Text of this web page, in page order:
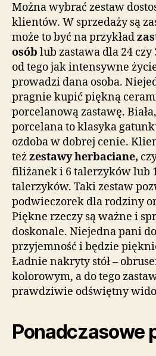
Można wybrać zestaw
klientów. W sprzedaży są
może to być na przykład
osób lub zastawa dla 24 czy
od tego jak intensywne
prowadzi dana osoba.
pragnie kupić piękną
porcelanową zastawę.
porcelana to klasyka
ozdoba w dobrej cenie.
teżzestawy herbaciane,
filiżanek i 6 talerzyków lub
talerzyków. Taki zestaw
podwieczorek dla rodziny
Piękne rzeczy są ważne i
doskonale. Niejedna pani
przyjemność i będzie
Ładnie nakryty stół –
kolorowym, a do tego
prawdziwie odświętny
Ponadczasowe